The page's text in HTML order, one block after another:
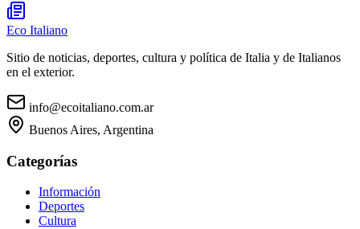
Eco Italiano
Sitio de noticias, deportes, cultura y política de Italia y de Italianos
en el exterior.
info@ecoitaliano.com.ar
Buenos Aires, Argentina
Categorías
Información
Deportes
Cultura